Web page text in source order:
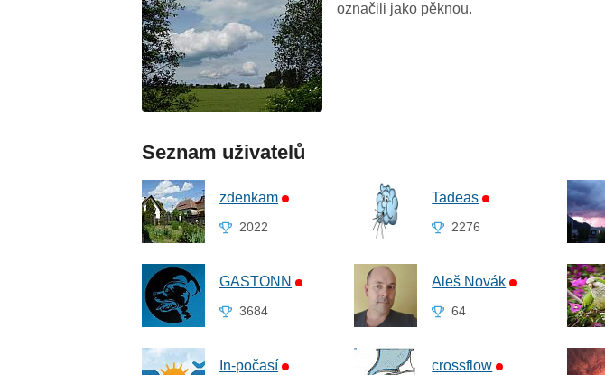
označili jako pěknou.
Seznam uživatelů
zdenkam
2022
Tadeas
2276
GASTONN
3684
Aleš Novák
64
In-počasí crossflow